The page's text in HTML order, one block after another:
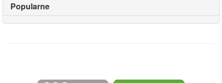
Popularne